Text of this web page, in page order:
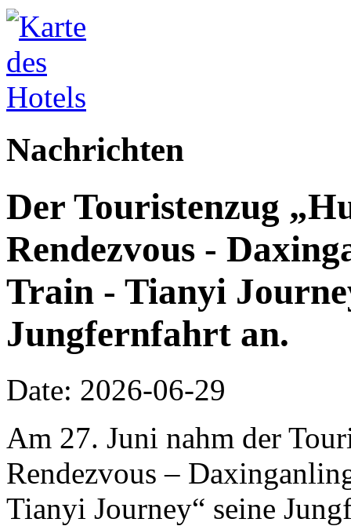
Nachrichten
Der Touristenzug
Rendezvous -
Train - Tianyi
Jungfernfahrt an.
Date: 2026-06-29
Am 27. Juni nahm der
Rendezvous –
Tianyi Journey“ seine